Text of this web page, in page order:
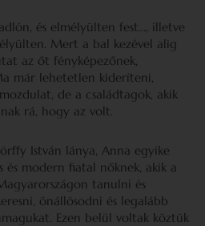
és elmélyülten fest…, illetve
Mert a bal kezével alig
az őt fényképezőnek,
már lehetetlen kideríteni,
de a családtagok, akik
rá, hogy az volt.
István lánya, Anna egyike
és modern fiatal nőknek, akik a
tanulni és
önállósodni és legalább
Ezen belül voltak köztük